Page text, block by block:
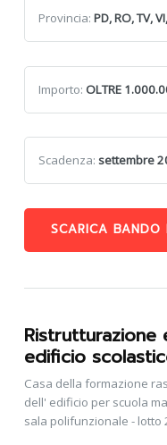
Provincia: PD, RO, TV,
Importo: OLTRE
Scadenza: settembre
SCARICA BANDO
Ristrutturazione
edificio
Casa della formazione
dell' edificio per scuola
sala polifunzionale - lotto